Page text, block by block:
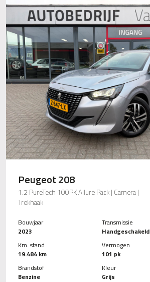
Peugeot 208
1.2 PureTech 100PK Allure Pack | Camera |
Trekhaak
Bouwjaar
2023
Km. stand
19.484 km
Brandstof
Benzine
Transmissie
Handgeschakeld
Vermogen
101 pk
Kleur
Grijs